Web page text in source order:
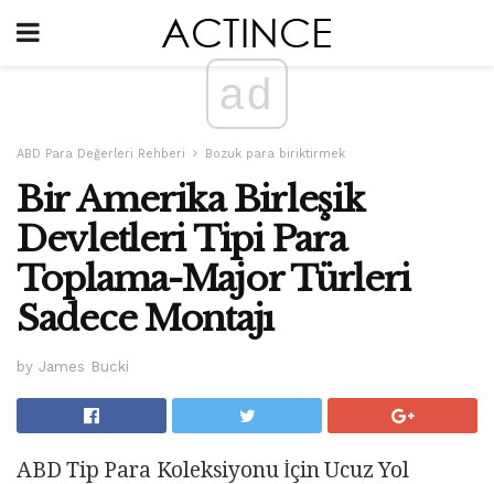
ad
ABD Para Değerleri Rehberi Bozuk para biriktirmek
Bir Amerika Birleşik
Devletleri Tipi Para
Toplama-Major Türleri
Sadece Montajı
by James Bucki
ABD Tip Para Koleksiyonu İçin Ucuz Yol